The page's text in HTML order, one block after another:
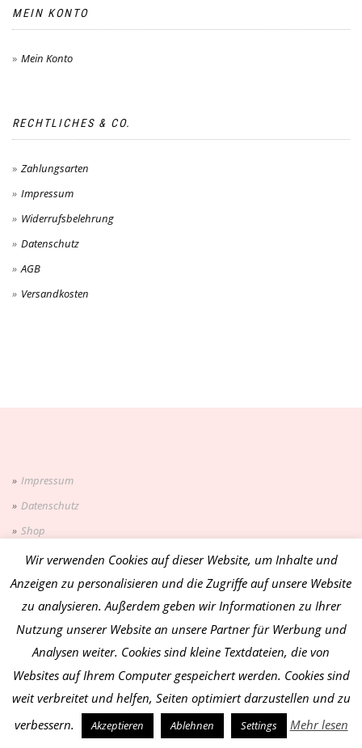
MEIN KONTO
Mein Konto
RECHTLICHES & CO.
Zahlungsarten
Impressum
Widerrufsbelehrung
Datenschutz
AGB
Versandkosten
Impressum
Datenschutz
Shop
Blog
PRODUKTKATEGORIEN
Wir verwenden Cookies auf dieser Website, um Inhalte und
Anzeigen zu personalisieren und die Zugriffe auf unsere Website
zu analysieren. Außerdem geben wir Informationen zu Ihrer
Nutzung unserer Website an unsere Partner für Werbung und
Analysen weiter. Cookies sind kleine Textdateien, die von
Websites auf Ihrem Computer gespeichert werden. Cookies sind
weit verbreitet und helfen, Seiten optimiert darzustellen und zu
verbessern.
Akzeptieren Ablehnen Settings Mehr lesen